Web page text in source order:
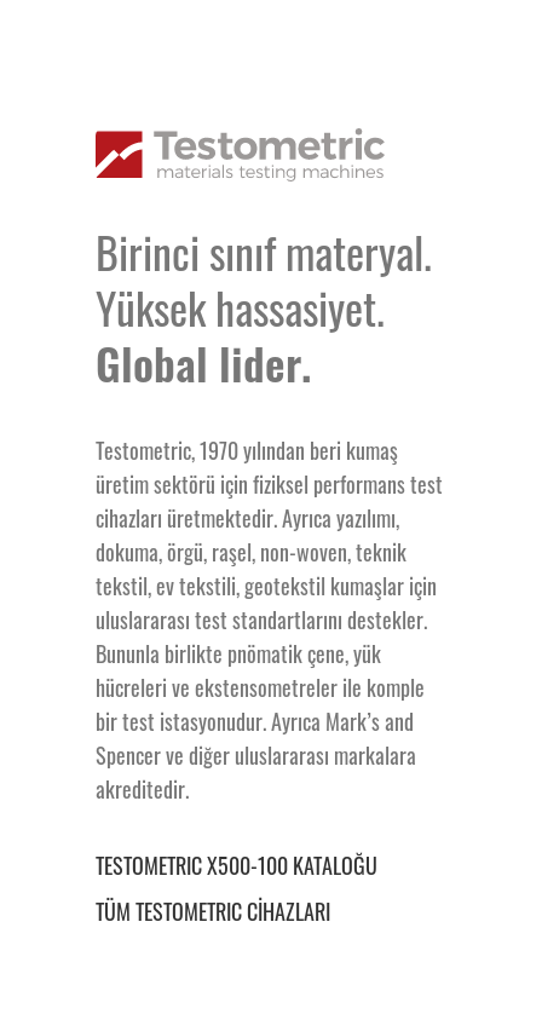
Birinci sınıf materyal.
Yüksek hassasiyet.
Global lider.
Testometric, 1970 yılından beri kumaş
üretim sektörü için fiziksel performans test
cihazları üretmektedir. Ayrıca yazılımı,
dokuma, örgü, raşel, non-woven, teknik
tekstil, ev tekstili, geotekstil kumaşlar için
uluslararası test standartlarını destekler.
Bununla birlikte pnömatik çene, yük
hücreleri ve ekstensometreler ile komple
bir test istasyonudur. Ayrıca Mark’s and
Spencer ve diğer uluslararası markalara
akreditedir.
TESTOMETRIC X500-100 KATALOĞU
TÜM TESTOMETRIC CİHAZLARI